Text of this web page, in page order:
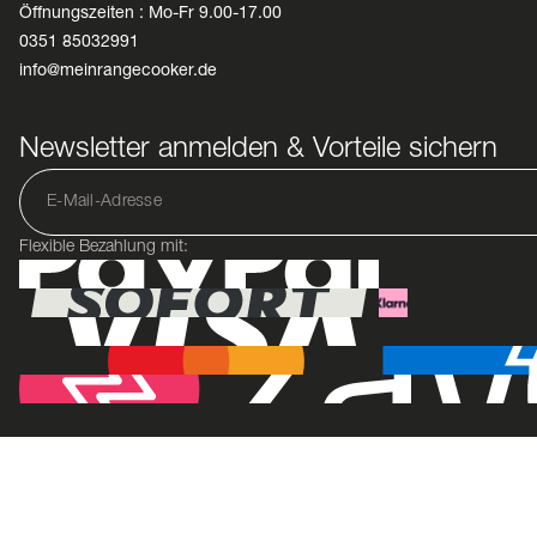
Öffnungszeiten : Mo-Fr 9.00-17.00
0351 85032991
info@meinrangecooker.de
Newsletter anmelden & Vorteile sichern
Flexible Bezahlung mit: